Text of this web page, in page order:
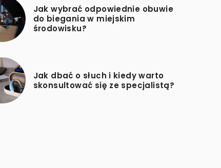
Jak wybrać odpowiednie obuwie
do biegania w miejskim
środowisku?
Jak dbać o słuch i kiedy warto
skonsultować się ze specjalistą?